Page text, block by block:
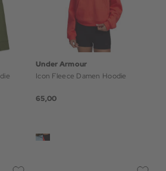
Under Armour
Icon Fleece Damen Hoodie
65,00